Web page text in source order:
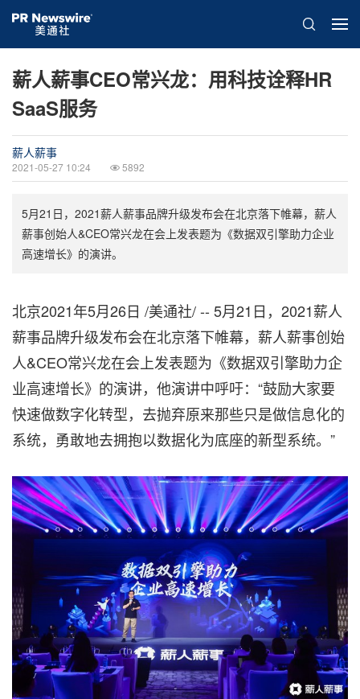
薪人薪事CEO常兴龙：用科技诠释HR
SaaS服务
薪人薪事
2021-05-27 10:24 5892
5月21日，2021薪人薪事品牌升级发布会在北京落下帷幕，薪人
薪事创始人&CEO常兴龙在会上发表题为《数据双引擎助力企业
高速增长》的演讲。
北京2021年5月26日 /美通社/ -- 5月21日，2021薪人
薪事品牌升级发布会在北京落下帷幕，薪人薪事创始
人&CEO常兴龙在会上发表题为《数据双引擎助力企
业高速增长》的演讲，他演讲中呼吁：“鼓励大家要
快速做数字化转型，去抛弃原来那些只是做信息化的
系统，勇敢地去拥抱以数据化为底座的新型系统。”